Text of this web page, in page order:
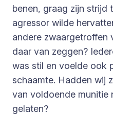
benen, graag zijn strijd
agressor wilde
andere zwaargetroffen
daar van zeggen?
was stil en voelde ook
schaamte. Hadden wij
van voldoende munitie
gelaten?